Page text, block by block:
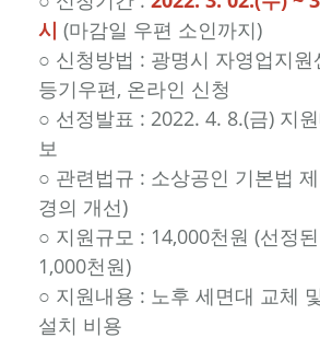
시 (마감일 우편 소인까지)
○ 신청방법 : 광명시 자영업지원
등기우편, 온라인 신청
○ 선정발표 : 2022. 4. 8.(금) 지
보
○ 관련법규 : 소상공인 기본법
경의 개선)
○ 지원규모 : 14,000천원 (선정
1,000천원)
○ 지원내용 : 노후 세면대 교체
설치 비용